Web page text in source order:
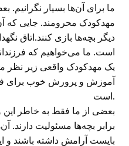
ما برای آن‌ها بسیار نگرانیم.
مهدکودک محرومند. جایی که
دیگر بچه‌ها بازی کنند.اتاق
است. ما می‌خواهیم که
یک مهدکودک واقعی زیر نظر
آموزش و پرورش خوب برای
بعضی از ما فقط به خاطر این
برابر بچه‌ها مسئولیت دارند.
بایست آرامش داشته باشند و